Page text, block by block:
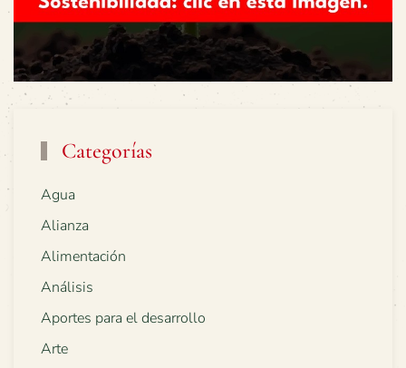
Categorías
Agua
Alianza
Alimentación
Análisis
Aportes para el desarrollo
Arte